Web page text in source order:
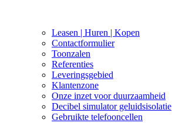
Leasen | Huren | Kopen
Contactformulier
Toonzalen
Referenties
Leveringsgebied
Klantenzone
Onze inzet voor duurzaamheid
Decibel simulator geluidsisolatie
Gebruikte telefooncellen